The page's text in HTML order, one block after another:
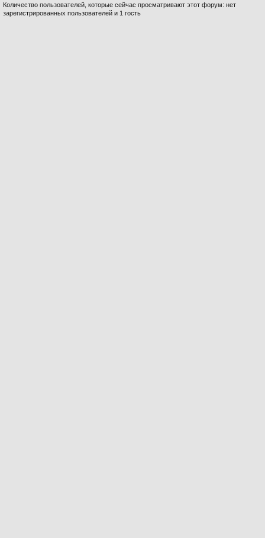
Количество пользователей, которые сейчас просматривают этот форум: нет
зарегистрированных пользователей и 1 гость